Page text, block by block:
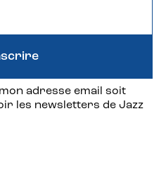
adresse email soit
les newsletters de Jazz